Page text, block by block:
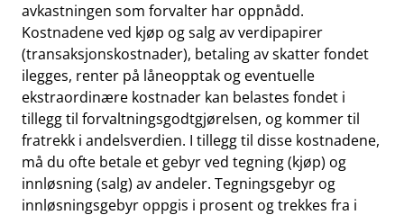
avkastningen som forvalter har oppnådd.
Kostnadene ved kjøp og salg av verdipapirer
(transaksjonskostnader), betaling av skatter fondet
ilegges, renter på låneopptak og eventuelle
ekstraordinære kostnader kan belastes fondet i
tillegg til forvaltningsgodtgjørelsen, og kommer til
fratrekk i andelsverdien. I tillegg til disse kostnadene,
må du ofte betale et gebyr ved tegning (kjøp) og
innløsning (salg) av andeler. Tegningsgebyr og
innløsningsgebyr oppgis i prosent og trekkes fra i